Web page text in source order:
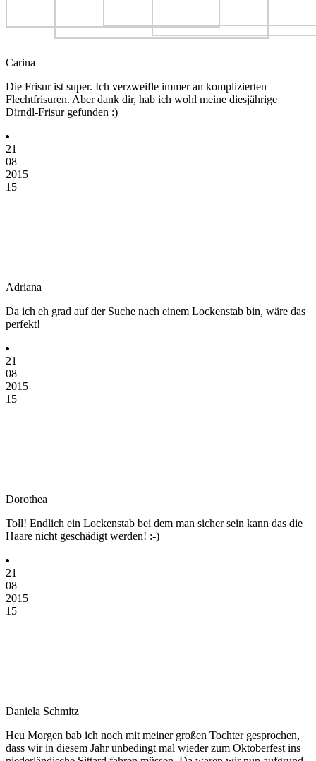
Carina
Die Frisur ist super. Ich verzweifle immer an komplizierten
Flechtfrisuren. Aber dank dir, hab ich wohl meine diesjährige
Dirndl-Frisur gefunden :)
21
08
2015
15
Adriana
Da ich eh grad auf der Suche nach einem Lockenstab bin, wäre das
perfekt!
21
08
2015
15
Dorothea
Toll! Endlich ein Lockenstab bei dem man sicher sein kann das die
Haare nicht geschädigt werden! :-)
21
08
2015
15
Daniela Schmitz
Heu Morgen bab ich noch mit meiner großen Tochter gesprochen,
dass wir in diesem Jahr unbedingt mal wieder zum Oktoberfest ins